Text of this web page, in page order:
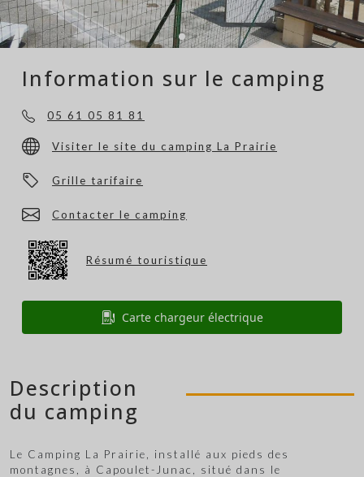
Information sur le camping
05 61 05 81 81
Visiter le site du camping La Prairie
Grille tarifaire
Contacter le camping
Résumé touristique
Carte chargeur électrique
Description
du camping
Le Camping La Prairie, installé aux pieds des
montagnes, à Capoulet-Junac, situé dans le